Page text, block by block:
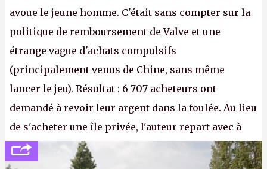
avoue le jeune homme. C'était sans compter sur la
politique de remboursement de Valve et une
étrange vague d'achats compulsifs
(principalement venus de Chine, sans même
lancer le jeu). Résultat : 6 707 acheteurs ont
demandé à revoir leur argent dans la foulée. Au lieu
de s'acheter une île privée, l'auteur repart avec à
peine 2 000 dollars en poche. C'est toujours plus
cher payé que le temps passé à dev, mais ça